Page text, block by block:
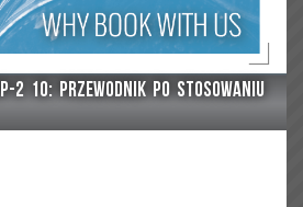
2 10: Przewodnik po stosowaniu